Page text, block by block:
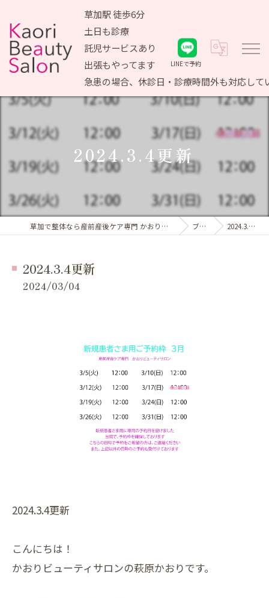
草加駅 徒歩6分
土日も診療
託児サービスあり
出張もやってます
急患の場合、休診日・診療時間外も対応して
LINEで予約
2024.3.4更新⁡
草加で整体なら産前産後ケア専門 かおりビューティサロン ブログ 2024.3.4更新⁡
2024.3.4更新⁡
2024/03/04
2024.3.4更新⁡
こんにちは！
かおりビューティサロンの萩原かおりです。